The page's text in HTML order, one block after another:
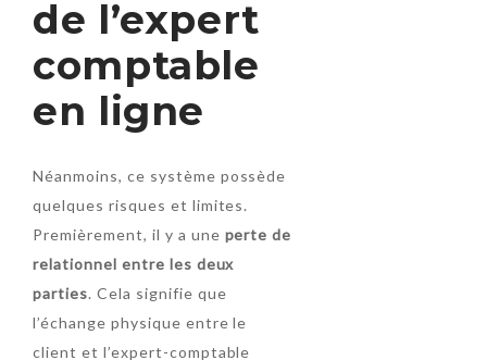
de l’expert
comptable
en ligne
Néanmoins, ce système possède
quelques risques et limites.
Premièrement, il y a une perte de
relationnel entre les deux
parties. Cela signifie que
l’échange physique entre le
client et l’expert-comptable